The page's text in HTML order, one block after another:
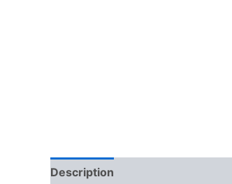
Description